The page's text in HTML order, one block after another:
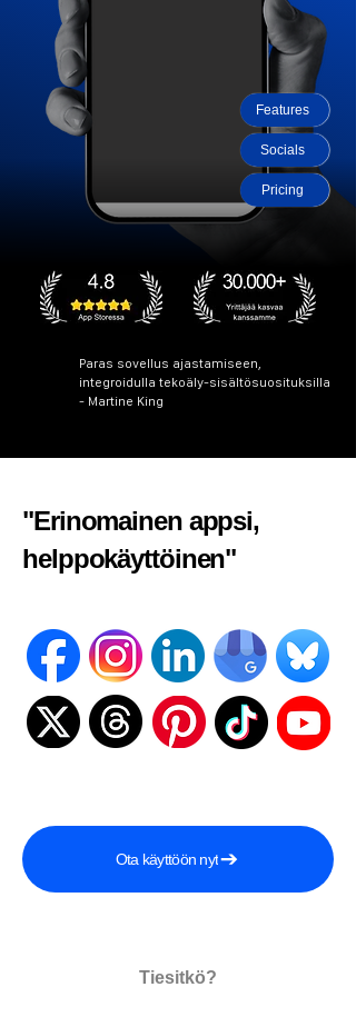
Socials
Pricing
​Paras sovellus ajastamiseen,
integroidulla tekoäly-sisältösuosituksilla
- Martine King
Features
"Erinomainen appsi,
helppokäyttöinen"​
Ota käyttöön nyt
Tiesitkö?